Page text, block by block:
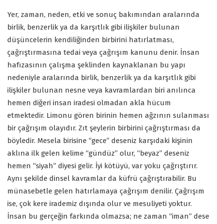
Yer, zaman, neden, etki ve sonuç bakımından aralarında
birlik, benzerlik ya da karşıtlık gibi ilişkiler bulunan
düşüncelerin kendiliğinden birbirini hatırlatması,
çağrıştırmasına tedai veya çağrışım kanunu denir. İnsan
hafızasının çalışma şeklinden kaynaklanan bu yapı
nedeniyle aralarında birlik, benzerlik ya da karşıtlık gibi
ilişkiler bulunan nesne veya kavramlardan biri anılınca
hemen diğeri insan iradesi olmadan akla hücum
etmektedir. Limonu gören birinin hemen ağzının sulanması
bir çağrışım olayıdır. Zıt şeylerin birbirini çağrıştırması da
böyledir. Mesela birisine “gece” deseniz karşıdaki kişinin
aklına ilk gelen kelime “gündüz” olur, “beyaz” deseniz
hemen “siyah” diyesi gelir. İyi kötüyü, var yoku çağrıştırır.
Aynı şekilde dinsel kavramlar da küfrü çağrıştırabilir. Bu
münasebetle gelen hatırlamaya çağrışım denilir. Çağrışım
ise, çok kere irademiz dışında olur ve mesuliyeti yoktur.
İnsan bu gerçeğin farkında olmazsa; ne zaman “iman” dese